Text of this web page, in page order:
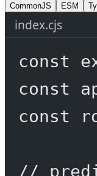
CommonJS ESM
index.cjs
const
const
const
//